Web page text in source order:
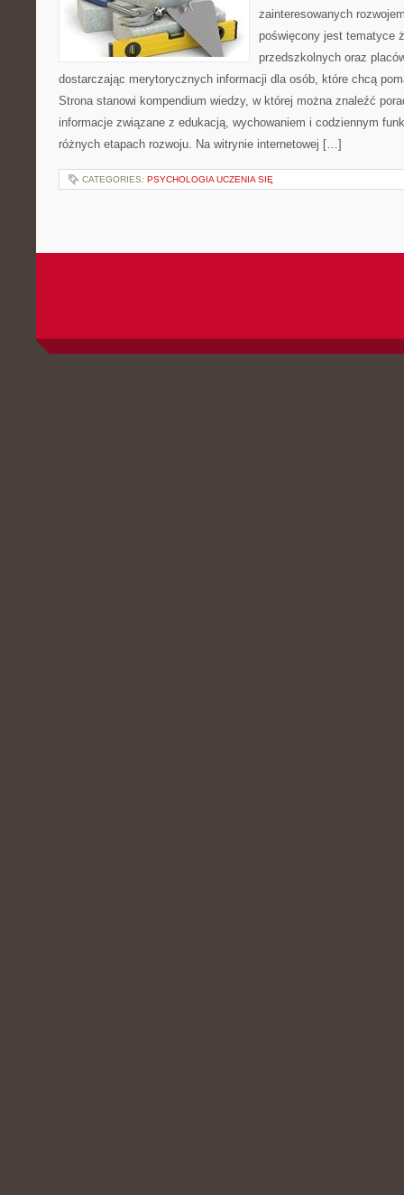
zainteresowanych
poświęcony jest tematyce
przedszkolnych oraz
dostarczając merytorycznych informacji dla osób, które chcą
Strona stanowi kompendium wiedzy, w której można znaleźć
informacje związane z edukacją, wychowaniem i codziennym
różnych etapach rozwoju. Na witrynie internetowej […]
CATEGORIES: PSYCHOLOGIA UCZENIA SIĘ